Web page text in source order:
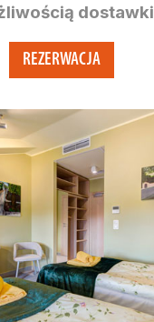
dostawki
REZERWACJA